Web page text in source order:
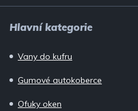
Hlavní kategorie
Vany do kufru
Gumové autokoberce
Ofuky oken